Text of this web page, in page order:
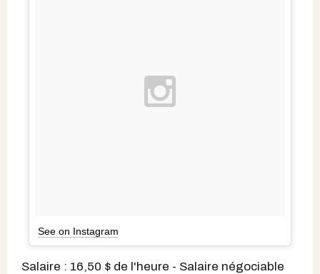
See on Instagram
Salaire : 16,50 $ de l'heure - Salaire négociable